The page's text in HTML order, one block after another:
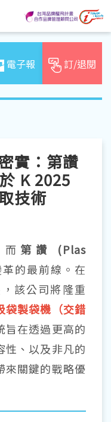
電子報 訂/退閱
實：第讚
K 2025
技術
而第讚 (Plas
的最前線。在
該公司將隆重
袋製袋機（交錯
旨在透過更高的
性、以及非凡的
來關鍵的戰略優